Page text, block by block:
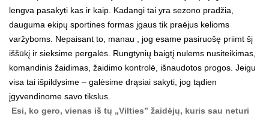
lengva pasakyti kas ir kaip. Kadangi tai yra sezono pradžia,
dauguma ekipų sportines formas įgaus tik praėjus kelioms
varžyboms. Nepaisant to, manau , jog esame pasiruošę priimt šį
iššūkį ir sieksime pergalės. Rungtynių baigtį nulems nusiteikimas,
komandinis žaidimas, žaidimo kontrolė, išnaudotos progos. Jeigu
visa tai išpildysime – galėsime drąsiai sakyti, jog tądien
įgyvendinome savo tikslus.
Esi, ko gero, vienas iš tų „Vilties” žaidėjų, kuris sau neturi